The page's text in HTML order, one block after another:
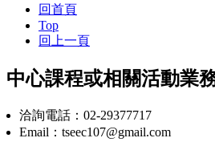
回首頁
Top
回上一頁
中心課程或相關活動業
洽詢電話：02-29377717
Email：tseec107@gmail.com